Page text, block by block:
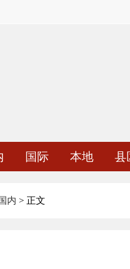
国际 本地 县
内 > 正文